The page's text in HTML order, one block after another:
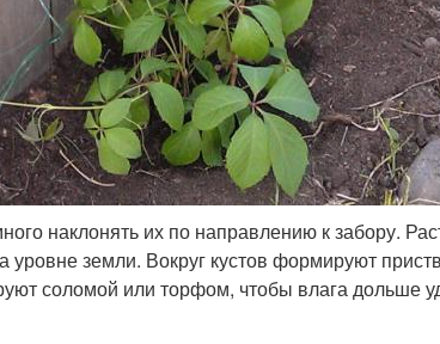
наклонять их по направлению к забору.
уровне земли. Вокруг кустов формируют
соломой или торфом, чтобы влага дольше